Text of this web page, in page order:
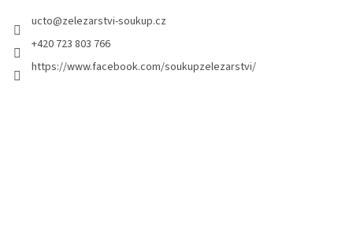
ucto@zelezarstvi-soukup.cz
+420 723 803 766
https://www.facebook.com/soukupzelezarstvi/